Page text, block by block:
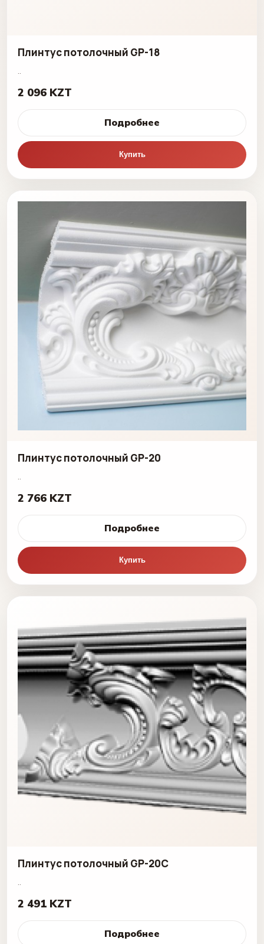
Плинтус потолочный GP-18
..
2 096 KZT
Подробнее
Купить
Плинтус потолочный GP-20
..
2 766 KZT
Подробнее
Купить
Плинтус потолочный GP-20C
..
2 491 KZT
Подробнее